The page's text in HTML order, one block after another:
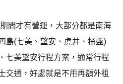
間才有營運，大部分都是南海
島(七美、望安、虎井、桶盤)
七美望安行程方案，通常行程
交通，好處就是不用再額外租